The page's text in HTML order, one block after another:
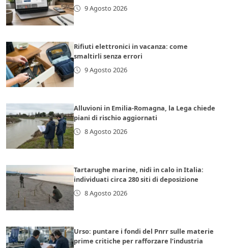
9 Agosto 2026
Rifiuti elettronici in vacanza: come
smaltirli senza errori
9 Agosto 2026
Alluvioni in Emilia-Romagna, la Lega chiede
piani di rischio aggiornati
8 Agosto 2026
Tartarughe marine, nidi in calo in Italia:
individuati circa 280 siti di deposizione
8 Agosto 2026
Urso: puntare i fondi del Pnrr sulle materie
prime critiche per rafforzare l’industria